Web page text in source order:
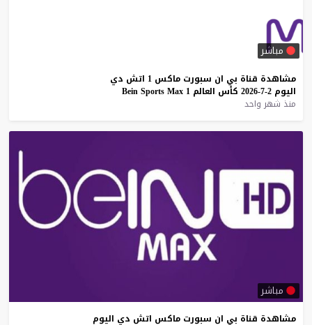
مباشر
مشاهدة قناة بي ان سبورت ماكس 1 اتش دي
اليوم 2-7-2026 كأس العالم Bein Sports Max 1
منذ شهر واحد
مباشر
مشاهدة قناة بي ان سبورت ماكس اتش دي اليوم